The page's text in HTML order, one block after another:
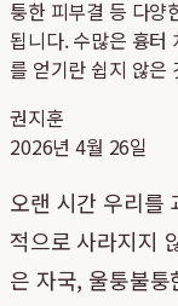
퉁한 피부결 등 다양
됩니다. 수많은 흉터
를 얻기란 쉽지 않은
권지훈
2026년 4월 26일
오랜 시간 우리를
적으로 사라지지
은 자국, 울퉁불